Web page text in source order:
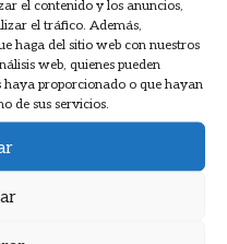
el contenido y los anuncios,
el tráfico. Además,
haga del sitio web con nuestros
web, quienes pueden
proporcionado o que hayan
de sus servicios.